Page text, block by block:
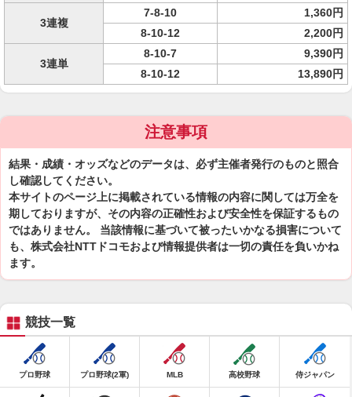
3連複
7-8-10
1,360円
8-10-12
2,200円
3連単
8-10-7
9,390円
8-10-12
13,890円
注意事項
結果・成績・オッズなどのデータは、必ず主催者発行のものと照合
し確認してください。
本サイトのページ上に掲載されている情報の内容に関しては万全を
期しておりますが、その内容の正確性および安全性を保証するもの
ではありません。 当該情報に基づいて被ったいかなる損害について
も、株式会社NTTドコモおよび情報提供者は一切の責任を負いかね
ます。
競技一覧
プロ野球 プロ野球(2軍) MLB 高校野球 侍ジャパン